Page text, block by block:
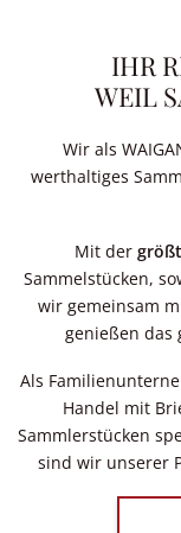
IHR
WEIL
Wir als
werthaltiges
Mit der
Sammelstücken,
wir gemeinsam
genießen das
Als
Handel mit
Sammlerstücken
sind wir unserer